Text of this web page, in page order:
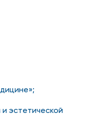
эстетической